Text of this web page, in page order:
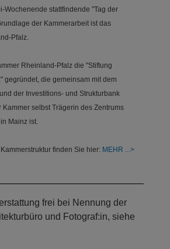
Wochenende stattfindende "Tag der
der Kammerarbeit ist das
Pfalz.
Rheinland-Pfalz die "Stiftung
gegründet, die gemeinsam mit dem
der Investitions- und Strukturbank
selbst Trägerin des Zentrums
Mainz ist.
finden Sie hier: MEHR
frei bei Nennung der
und Fotograf:in, siehe